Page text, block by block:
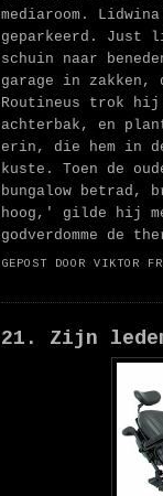
mediaroom.
geparkeerd. Just
schuin naar
garage in zakken,
Routineus trok
achterbak, en
erin, die hem in
kuste. Toen de
bungalow betrad,
hoog,' gilde hij
godverdomme de
GEPOST DOORVIKTOR
21. Zijn